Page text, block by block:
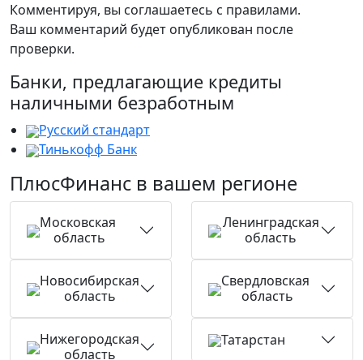
Комментируя, вы соглашаетесь c правилами.
Ваш комментарий будет опубликован после
проверки.
Банки, предлагающие кредиты
наличными безработным
Русский стандарт
Тинькофф Банк
ПлюсФинанс в вашем регионе
Московская
область
Ленинградская
область
Новосибирская
область
Свердловская
область
Нижегородская
область
Татарстан